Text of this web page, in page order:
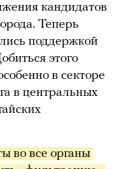
кандидатов
Теперь
поддержкой
этого
в секторе
в центральных
во все органы